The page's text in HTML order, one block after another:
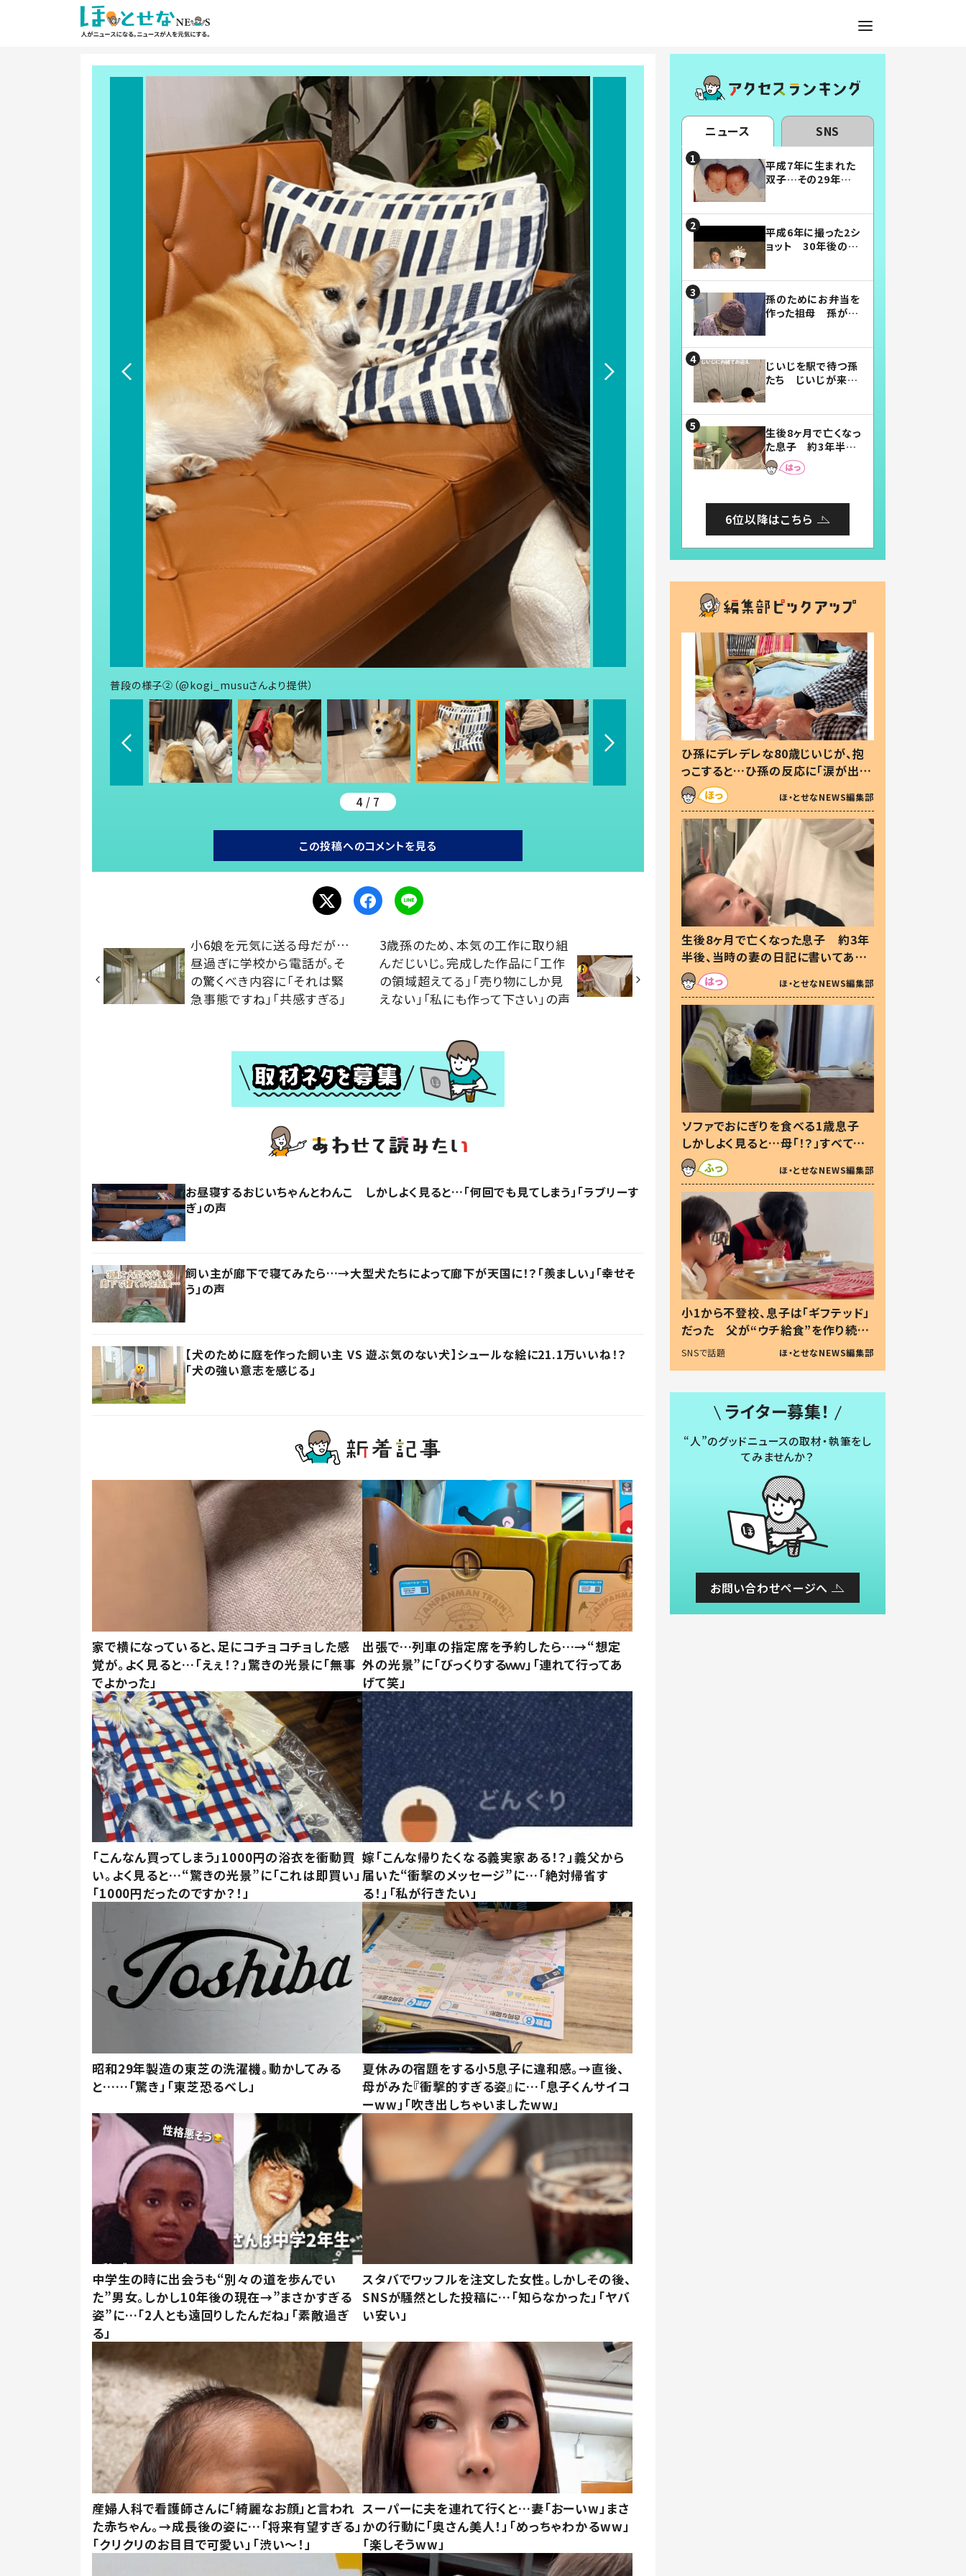
普段の様子②（@kogi_musuさんより提供）
4 / 7
この投稿へのコメントを見る
小6娘を元気に送る母だが…
昼過ぎに学校から電話が。そ
の驚くべき内容に「それは緊
急事態ですね」「共感すぎる」
3歳孫のため、本気の工作に取り組
んだじいじ。完成した作品に「工作
の領域超えてる」「売り物にしか見
えない」「私にも作って下さい」の声
お昼寝するおじいちゃんとわんこ しかしよく見ると…「何回でも見てしまう」「ラブリーす
ぎ」の声
飼い主が廊下で寝てみたら…→大型犬たちによって廊下が天国に！？「羨ましい」「幸せそ
う」の声
【犬のために庭を作った飼い主 VS 遊ぶ気のない犬】シュールな絵に21.1万いいね！？
「犬の強い意志を感じる」
家で横になっていると、足にコチョコチョした感
覚が。よく見ると…「えぇ！？」驚きの光景に「無事
でよかった」
出張で…列車の指定席を予約したら…→“想定
外の光景”に「びっくりするｗｗ」「連れて行ってあ
げて笑」
「こんなん買ってしまう」1000円の浴衣を衝動買
い。よく見ると…“驚きの光景”に「これは即買い」
「1000円だったのですか？！」
嫁「こんな帰りたくなる義実家ある！？」義父から
届いた“衝撃のメッセージ”に…「絶対帰省す
る！」「私が行きたい」
昭和29年製造の東芝の洗濯機。動かしてみる
と……「驚き」「東芝恐るべし」
夏休みの宿題をする小5息子に違和感。→直後、
母がみた『衝撃的すぎる姿』に…「息子くんサイコ
ーww」「吹き出しちゃいましたww」
中学生の時に出会うも“別々の道を歩んでい
た”男女。しかし10年後の現在→”まさかすぎる
姿”に…「2人とも遠回りしたんだね」「素敵過ぎ
る」
スタバでワッフルを注文した女性。しかしその後、
SNSが騒然とした投稿に…「知らなかった」「ヤバ
い安い」
産婦人科で看護師さんに「綺麗なお顔」と言われ
た赤ちゃん。→成長後の姿に…「将来有望すぎる」
「クリクリのお目目で可愛い」「渋い～！」
スーパーに夫を連れて行くと…妻「おーいw」まさ
かの行動に「奥さん美人！」「めっちゃわかるww」
「楽しそうww」
ニュース SNS
平成7年に生まれた
双子…その29年後
平成6年に撮った2シ
ョット 30年後の姿
孫のためにお弁当を
作った祖母 孫が絶
じいじを駅で待つ孫
たち じいじが来た
まらない」「幸せにな
れる」
生後8ヶ月で亡くなっ
た息子 約3年半
後、当時の妻の日記
に書いてあった本音
6位以降はこちら
ひ孫にデレデレな80歳じいじが、抱
っこすると…ひ孫の反応に「涙が出ま
した」「可愛くて仕方ない」
ほ・とせなNEWS編集部
生後8ヶ月で亡くなった息子 約3年
半後、当時の妻の日記に書いてあっ
た本音とは
ほ・とせなNEWS編集部
ソファでおにぎりを食べる1歳息子
しかしよく見ると…母「！？」すべてを
察した母の投稿に「可愛いから許
す！」「現行犯〜」
ほ・とせなNEWS編集部
小1から不登校、息子は「ギフテッド」
だった 父が“ウチ給食”を作り続け
る理由とは #令和の親 #令和の子
SNSで話題 ほ・とせなNEWS編集部
ライター募集！
“人”のグッドニュースの取材・執筆をし
てみませんか？
お問い合わせページへ